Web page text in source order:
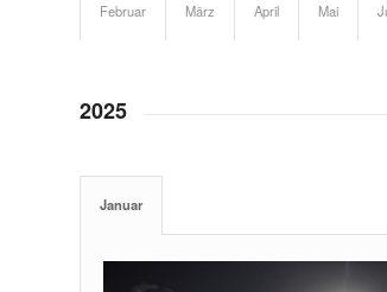
Februar März April Mai
2025
Januar